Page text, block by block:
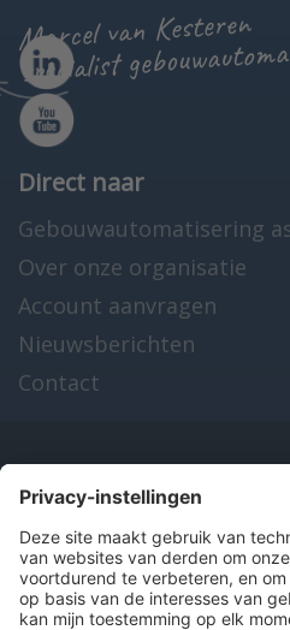
Marcel van Kesteren
specialist
Direct naar
Gebouwautomatisering
Over onze organisatie
Account aanvragen
Nieuwsberichten
Contact
Onze producten
en diensten
Over Hitma
Algemene voorwaarden